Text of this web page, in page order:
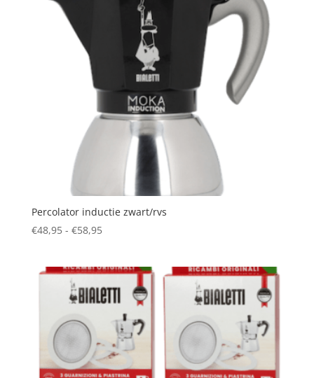
Percolator inductie zwart/rvs
€48,95 - €58,95Prijsklasse:
€58,95